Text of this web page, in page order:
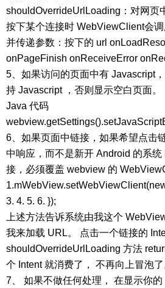
shouldOverrideUrlLoading：对网页
按下某个连接时 WebViewClient会调
并传递参数：按下的 url
onPageFinish onReceiveError
5、如果访问的页面中有 Javascript
持 Javascript ，否则显示空白页面。
Java 代码
6、如果页面中链接，如果希望点击
中响应，而不是新开 Android 的系
接，必须覆盖 webview 的
3. 4. 5. 6. });
上述方法告诉系统由我这个
我来加载 URL。 点击一个链接的
shouldOverrideUrlLoading 方法
个 Intent 就消费了， 不再向上冒泡了
7、 如果不做任何处理， 在显示你